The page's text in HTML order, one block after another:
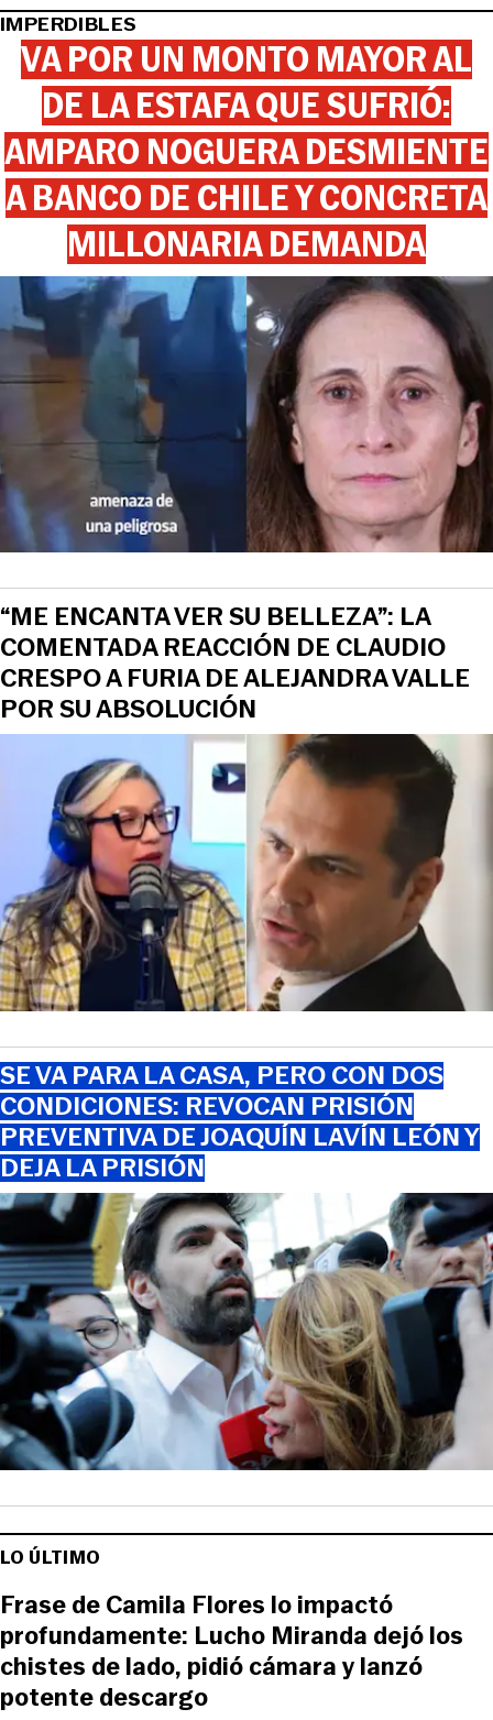
IMPERDIBLES
VA POR UN MONTO MAYOR AL
DE LA ESTAFA QUE SUFRIÓ:
AMPARO NOGUERA DESMIENTE
A BANCO DE CHILE Y CONCRETA
MILLONARIA DEMANDA
“ME ENCANTA VER SU BELLEZA”: LA
COMENTADA REACCIÓN DE CLAUDIO
CRESPO A FURIA DE ALEJANDRA VALLE
POR SU ABSOLUCIÓN
SE VA PARA LA CASA, PERO CON DOS
CONDICIONES: REVOCAN PRISIÓN
PREVENTIVA DE JOAQUÍN LAVÍN LEÓN Y
DEJA LA PRISIÓN
LO ÚLTIMO
Frase de Camila Flores lo impactó
profundamente: Lucho Miranda dejó los
chistes de lado, pidió cámara y lanzó
potente descargo